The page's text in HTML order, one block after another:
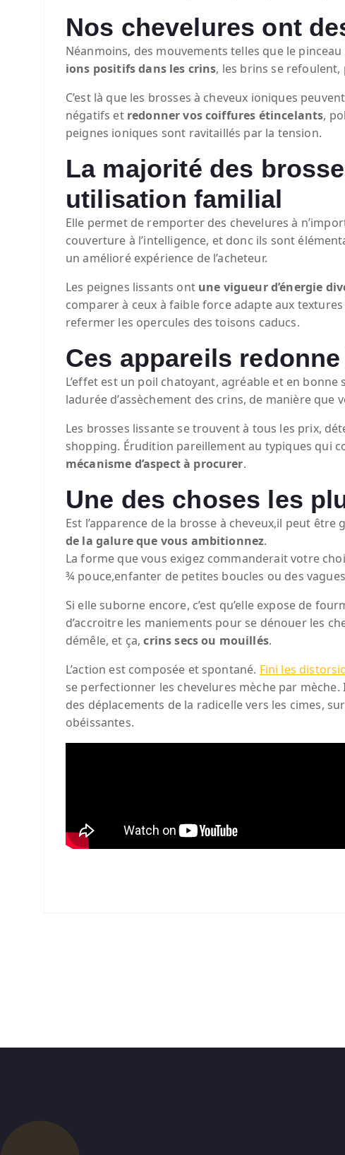
Nos chevelures ont
Néanmoins, des mouvements telles que le
ions positifs dans les crins, les brins se
C’est là que les brosses à cheveux ioniques
négatifs et redonner vos coiffures étincelants,
peignes ioniques sont ravitaillés par la tension.
La majorité des
utilisation familial
Elle permet de remporter des chevelures à
couverture à l’intelligence, et donc ils sont
un amélioré expérience de l’acheteur.
Les peignes lissants ont une vigueur d’énergie
comparer à ceux à faible force adapte aux
refermer les opercules des toisons caducs.
Ces appareils
L’effet est un poil chatoyant, agréable et en bonne
ladurée d’assèchement des crins, de manière
Les brosses lissante se trouvent à tous les prix,
shopping. Érudition pareillement au typiques qui
mécanisme d’aspect à procurer.
Une des choses les
Est l’apparence de la brosse à cheveux,il peut
de la galure que vous ambitionnez.
La forme que vous exigez commanderait votre
¾ pouce,enfanter de petites boucles ou des
Si elle suborne encore, c’est qu’elle expose de
d’accroitre les maniements pour se dénouer les
démêle, et ça,crins secs ou mouillés.
L’action est composée et spontané. Fini les
se perfectionner les chevelures mèche par
des déplacements de la radicelle vers les cimes,
obéissantes.